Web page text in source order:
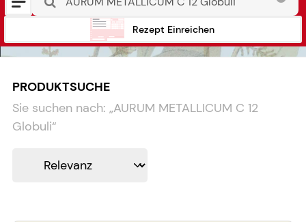
Rezept Einreichen
PRODUKTSUCHE
Sie suchen nach: „AURUM METALLICUM C 12
Globuli“